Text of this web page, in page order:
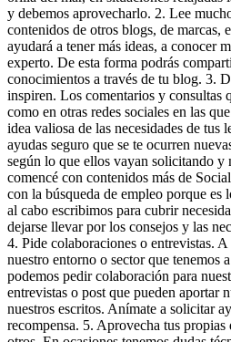
y debemos aprovecharlo. 2. Lee
contenidos de otros blogs, de marcas,
ayudará a tener más ideas, a conocer
experto. De esta forma podrás
conocimientos a través de tu blog. 3.
inspiren. Los comentarios y consultas
como en otras redes sociales en las
idea valiosa de las necesidades de tus
ayudas seguro que se te ocurren
según lo que ellos vayan solicitando y
comencé con contenidos más de
con la búsqueda de empleo porque
al cabo escribimos para cubrir
dejarse llevar por los consejos y las
4. Pide colaboraciones o entrevistas.
nuestro entorno o sector que tenemos
podemos pedir colaboración para
entrevistas o post que pueden aportar
nuestros escritos. Anímate a solicitar
recompensa. 5. Aprovecha tus propias